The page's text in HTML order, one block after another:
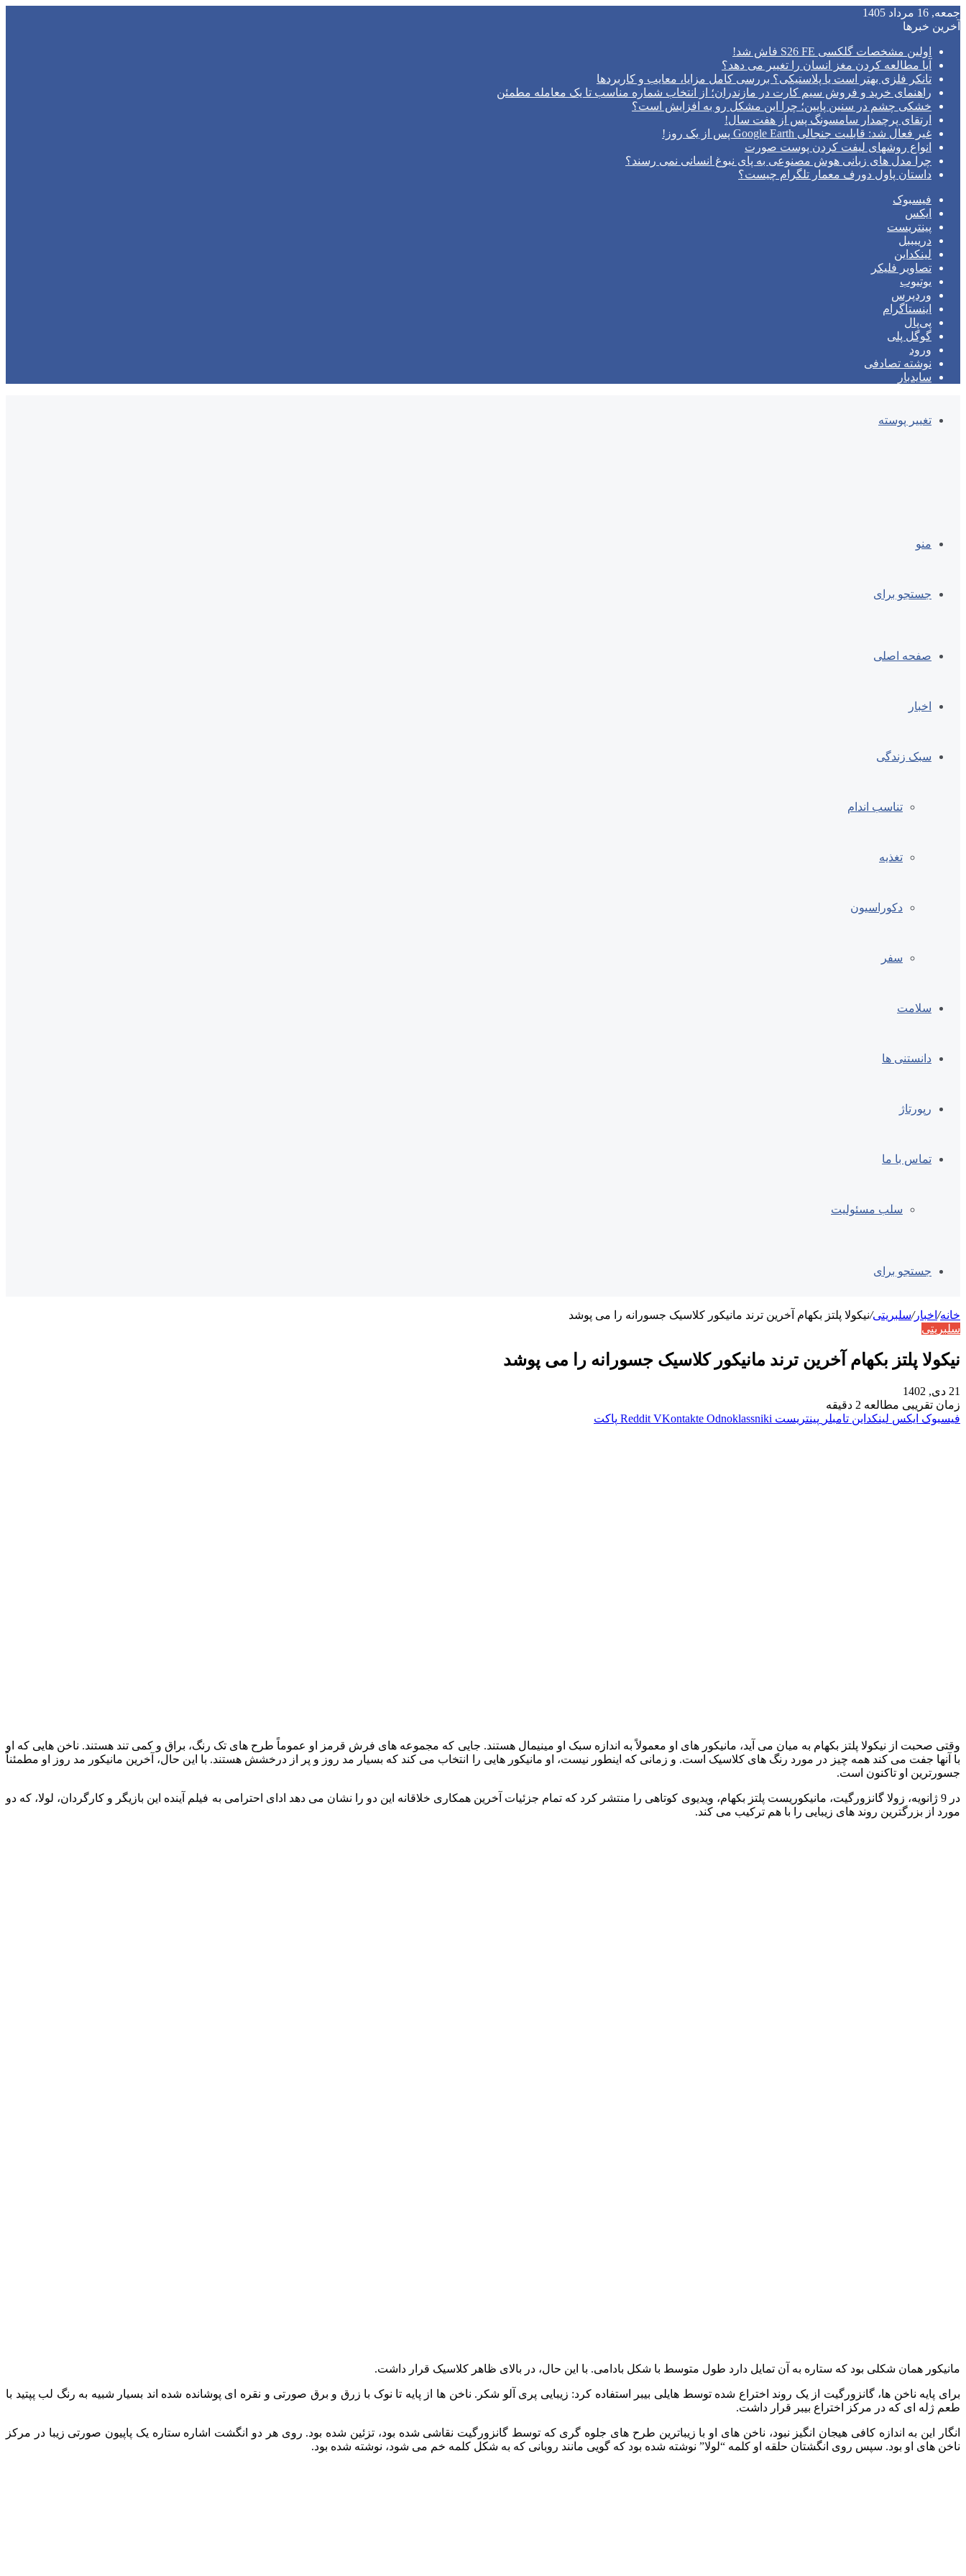
جمعه, 16 مرداد 1405
آخرین خبرها
اولین مشخصات گلکسی S26 FE فاش شد!
آیا مطالعه کردن مغز انسان را تغییر می‌ دهد؟
تانکر فلزی بهتر است یا پلاستیکی؟ بررسی کامل مزایا، معایب و کاربردها
راهنمای خرید و فروش سیم کارت در مازندران؛ از انتخاب شماره مناسب تا یک معامله مطمئن
خشکی چشم در سنین پایین؛ چرا این مشکل رو به افزایش است؟
ارتقای پرچمدار سامسونگ پس از هفت سال!
غیر فعال شد: قابلیت جنجالی Google Earth پس از یک روز!
انواع روشهای لیفت کردن پوست صورت
چرا مدل‌ های زبانی هوش مصنوعی به پای نبوغ انسانی نمی‌ رسند؟
داستان پاول دورف معمار تلگرام چیست؟
فیسبوک
ایکس
پینتریست
دریبببل
لینکداین
تصاویر فلیکر
یوتیوب
وردپرس
اینستاگرام
پی‌پال
گوگل پلی
ورود
نوشته تصادفی
سایدبار
تغییر پوسته
منو
جستجو برای
صفحه اصلی
اخبار
سبک زندگی
تناسب اندام
تغذیه
دکوراسیون
سفر
سلامت
دانستنی ها
رپورتاژ
تماس با ما
سلب مسئولیت
جستجو برای
خانه/ اخبار/سلبریتی/نیکولا پلتز بکهام آخرین ترند مانیکور کلاسیک جسورانه را می پوشد
سلبریتی
نیکولا پلتز بکهام آخرین ترند مانیکور کلاسیک جسورانه را می پوشد
21 دی, 1402
زمان تقریبی مطالعه 2 دقیقه
فیسبوک ایکس لینکداین تامبلر پینتریست Reddit VKontakte Odnoklassniki پاکت
وقتی صحبت از نیکولا پلتز بکهام به میان می آید، مانیکور های او معمولاً به اندازه سبک او مینیمال هستند. جایی که مجموعه‌ های فرش قرمز او عموماً طرح‌ های تک رنگ، براق و کمی تند هستند. ناخن هایی که او
با آنها جفت می کند همه چیز در مورد رنگ های کلاسیک است. و زمانی که اینطور نیست، او مانیکور هایی را انتخاب می کند که بسیار مد روز و پر از درخشش هستند. با این حال، آخرین مانیکور مد روز او مطمئناً
جسورترین او تاکنون است.
در 9 ژانویه، زولا گانزورگیت، مانیکوریست پلتز بکهام، ویدیوی کوتاهی را منتشر کرد که تمام جزئیات آخرین همکاری خلاقانه این دو را نشان می‌ دهد ادای احترامی به فیلم آینده این بازیگر و کارگردان، لولا، که دو
مورد از بزرگترین روند های زیبایی را با هم ترکیب می‌ کند.
مانیکور همان شکلی بود که ستاره به آن تمایل دارد طول متوسط ​​با شکل بادامی. با این حال، در بالای ظاهر کلاسیک قرار داشت.
برای پایه ناخن ها، گانزورگیت از یک روند اختراع شده توسط هایلی بیبر استفاده کرد: زیبایی پری آلو شکر. ناخن‌ ها از پایه تا نوک با زرق و برق صورتی و نقره‌ ای پوشانده شده‌ اند بسیار شبیه به رنگ لب پپتید با
طعم ژله‌ ای که در مرکز اختراع بیبر قرار داشت.
انگار این به اندازه کافی هیجان انگیز نبود، ناخن های او با زیباترین طرح های جلوه گری که توسط گانزورگیت نقاشی شده بود، تزئین شده بود. روی هر دو انگشت اشاره ستاره یک پاپیون صورتی زیبا در مرکز
ناخن های او بود. سپس روی انگشتان حلقه او کلمه “لولا” نوشته شده بود که گویی مانند روبانی که به شکل کلمه خم می شود، نوشته شده بود.